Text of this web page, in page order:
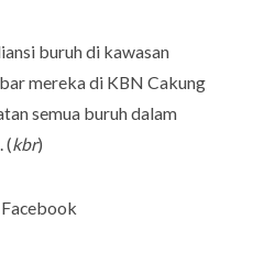
buruh di kawasan
mereka di KBN Cakung
semua buruh dalam
(kbr)
Facebook